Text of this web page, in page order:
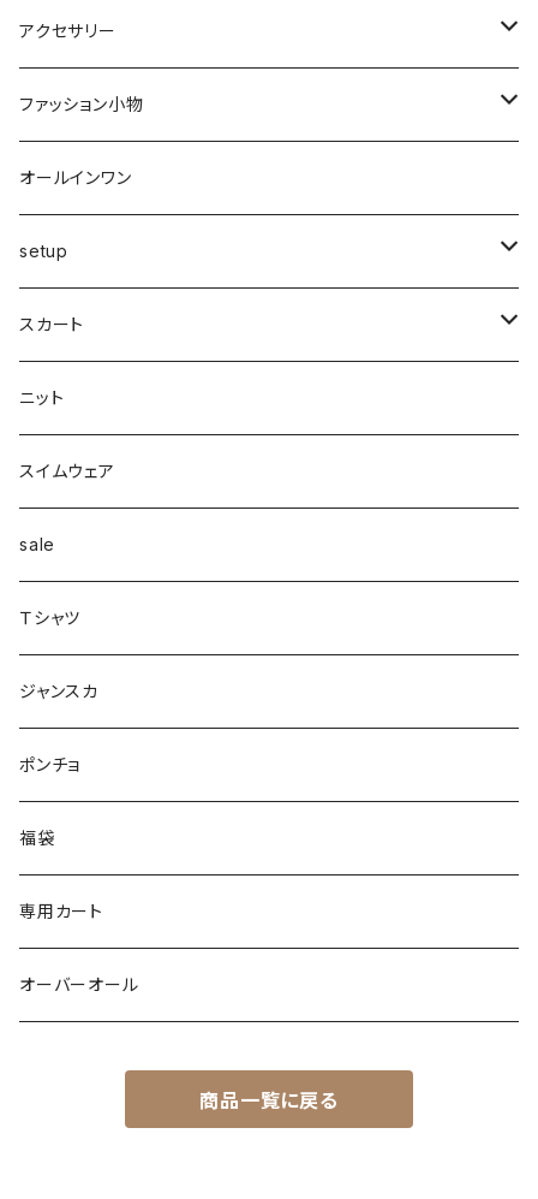
その他
ニットトップス
異素材
ベスト
変形
カーディガン付き
カーディガン
タートルネック
配色
ボンディング
シアー
リブ
ノースリーブ
ポンチョ
ドッキング
異素材
セットアップ
変形
ベスト
ニット
キャミワンピース
ロング
Tシャツマキシ
シャツ
カットソー
カシュクール
ノースリーブ
スリット
フラワー柄
配色
ベスト
その他
ベスト
スカート
ロングコート
カーディガン
ロングシャツ
フェザーダウン
ダウン
コート
woolコート
パイピング
フェイクレザー
ボア
トレンチコート
シャツ
Gジャン
プリーツ
スウェット
ジョガー
デニム
スパッツ・レギンス・タイツ
ハイウエスト
ワイド
ニット
スキニー
テーパード
配色
リブ
スウェット
ダンボール
バルーン
サテン
レザー
クラッチ
カゴbag
肩掛け
clear
デザインbag
エコ
ブーツ
スニーカー
パンプス
サンダル
アクセサリー
ピアス・イヤリング
ピアス
リング
リング
ブレス・アンクレット
ネックレス
ヘアーピン
ヘアーゴム
イヤカフ
ファッション小物
帽子
巻き物
ソックス
財布
ベルト
オールインワン
setup
Top's
スカート
pants
スカート
スリット
ジャンク
ニット
スイムウェア
sale
Ｔシャツ
ジャンスカ
ポンチョ
福袋
専用カート
オーバーオール
商品一覧に戻る